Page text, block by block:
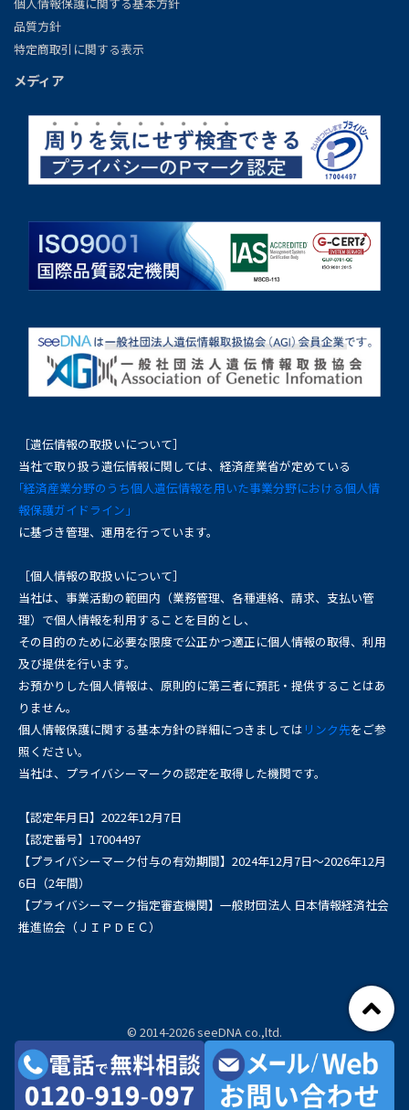
品質方針
特定商取引に関する表示
メディア
［遺伝情報の取扱いについて］
当社で取り扱う遺伝情報に関しては、経済産業省が定めている
｢経済産業分野のうち個人遺伝情報を用いた事業分野における個人情
報保護ガイドライン｣
に基づき管理、運用を行っています。
［個人情報の取扱いについて］
当社は、事業活動の範囲内（業務管理、各種連絡、請求、支払い管
理）で個人情報を利用することを目的とし、
その目的のために必要な限度で公正かつ適正に個人情報の取得、利用
及び提供を行います。
お預かりした個人情報は、原則的に第三者に預託・提供することはあ
りません。
個人情報保護に関する基本方針の詳細につきましては リンク先をご参
照ください。
当社は、プライバシーマークの認定を取得した機関です。
【認定年月日】2022年12月7日
【認定番号】17004497
【プライバシーマーク付与の有効期間】2024年12月7日～2026年12月
6日（2年間）
【プライバシーマーク指定審査機関】一般財団法人 日本情報経済社会
推進協会（ＪＩＰＤＥＣ）
© 2014-2026 seeDNA co.,ltd.